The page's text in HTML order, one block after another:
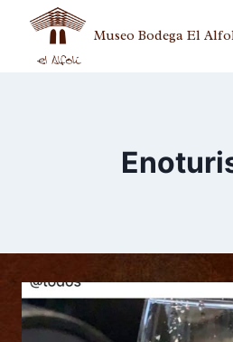
Museo Bodega El